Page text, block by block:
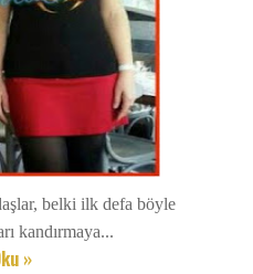
belki ilk defa böyle
kandırmaya...
»